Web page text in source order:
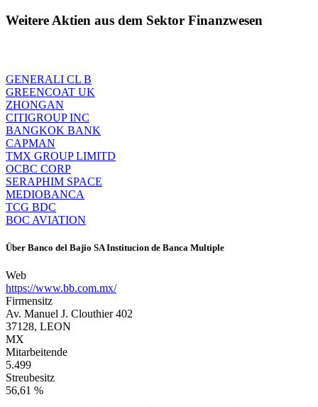
Weitere Aktien aus dem Sektor Finanzwesen
GENERALI CL B
GREENCOAT UK
ZHONGAN
CITIGROUP INC
BANGKOK BANK
CAPMAN
TMX GROUP LIMITD
OCBC CORP
SERAPHIM SPACE
MEDIOBANCA
TCG BDC
BOC AVIATION
Über Banco del Bajio SA Institucion de Banca Multiple
Web
https://www.bb.com.mx/
Firmensitz
Av. Manuel J. Clouthier 402
37128, LEON
MX
Mitarbeitende
5.499
Streubesitz
56,61 %